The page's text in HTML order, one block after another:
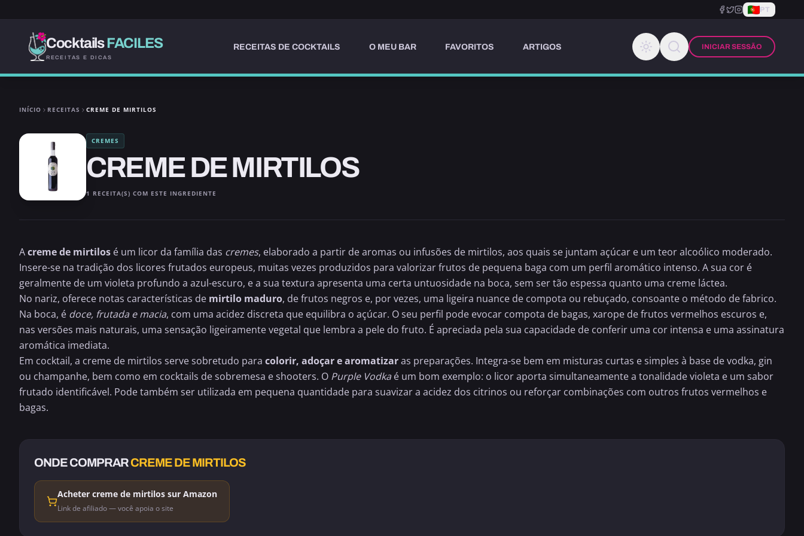
PT
CocktailsFACILES
RECEITAS E DICAS
RECEITAS DE COCKTAILS O MEU BAR FAVORITOS ARTIGOS INICIAR SESSÃO
INÍCIO RECEITAS CREME DE MIRTILOS
CREMES
CREME DE MIRTILOS
1 RECEITA(S) COM ESTE INGREDIENTE
Acreme de mirtilos é um licor da família das cremes, elaborado a partir de aromas ou infusões de mirtilos, aos quais se juntam açúcar e um teor alcoólico moderado.
Insere-se na tradição dos licores frutados europeus, muitas vezes produzidos para valorizar frutos de pequena baga com um perfil aromático intenso. A sua cor é
geralmente de um violeta profundo a azul-escuro, e a sua textura apresenta uma certa untuosidade na boca, sem ser tão espessa quanto uma creme láctea.
No nariz, oferece notas características de mirtilo maduro, de frutos negros e, por vezes, uma ligeira nuance de compota ou rebuçado, consoante o método de fabrico.
Na boca, é doce, frutada e macia, com uma acidez discreta que equilibra o açúcar. O seu perfil pode evocar compota de bagas, xarope defrutos vermelhos escuros e,
nas versões mais naturais, uma sensação ligeiramente vegetal que lembra a pele do fruto. É apreciada pela sua capacidade de conferir uma cor intensa e uma assinatura
aromática imediata.
Em cocktail, a creme de mirtilos serve sobretudo para colorir, adoçar e aromatizaras preparações. Integra-se bem em misturas curtas e simples à base de vodka, gin
ou champanhe, bem como em cocktails de sobremesa e shooters. O Purple Vodka é um bom exemplo: o licor aporta simultaneamente a tonalidade violeta e um sabor
frutado identificável. Pode também ser utilizada em pequena quantidade para suavizar a acidez dos citrinos ou reforçar combinações com outros frutos vermelhos e
bagas.
ONDE COMPRARCREME DE MIRTILOS
Acheter creme de mirtilos sur Amazon
Link de afiliado — você apoia o site